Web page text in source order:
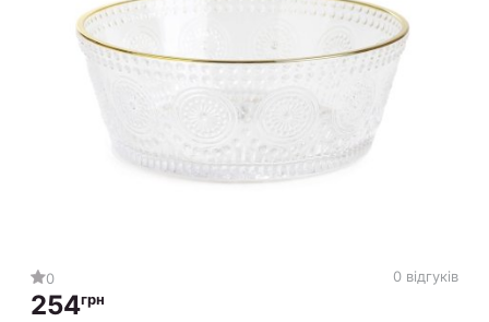
0 0 відгуків
254грн